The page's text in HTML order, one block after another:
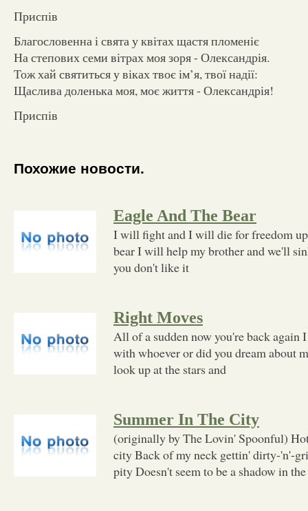
Приспів
Благословенна і свята у квітах щастя пломеніє
На степових семи вітрах моя зоря - Олександрія.
Тож хай святиться у віках твоє ім’я, твої надії:
Щаслива доленька моя, моє життя - Олександрія!
Приспів
Похожие новости.
Eagle And The Bear
I will fight and I will die for freedom up
bear I will help my brother and we'll
you don't like it
Right Moves
All of a sudden now you're back again
with whoever or did you dream about
look up at the stars and
Summer In The City
(originally by The Lovin' Spoonful)
city Back of my neck gettin' dirty-'n'-
pity Doesn't seem to be a shadow in